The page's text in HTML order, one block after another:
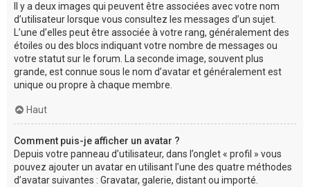
Il y a deux images qui peuvent être associées avec votre nom
d’utilisateur lorsque vous consultez les messages d’un sujet.
L’une d’elles peut être associée à votre rang, généralement des
étoiles ou des blocs indiquant votre nombre de messages ou
votre statut sur le forum. La seconde image, souvent plus
grande, est connue sous le nom d’avatar et généralement est
unique ou propre à chaque membre.
Haut
Comment puis-je afficher un avatar ?
Depuis votre panneau d’utilisateur, dans l’onglet « profil » vous
pouvez ajouter un avatar en utilisant l’une des quatre méthodes
d’avatar suivantes : Gravatar, galerie, distant ou importé.